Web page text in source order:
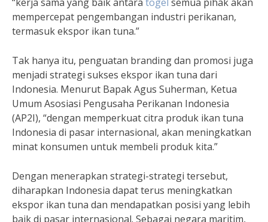
mempercepat pengembangan industri perikanan,
termasuk ekspor ikan tuna.”
Tak hanya itu, penguatan branding dan promosi juga
menjadi strategi sukses ekspor ikan tuna dari
Indonesia. Menurut Bapak Agus Suherman, Ketua
Umum Asosiasi Pengusaha Perikanan Indonesia
(AP2I), “dengan memperkuat citra produk ikan tuna
Indonesia di pasar internasional, akan meningkatkan
minat konsumen untuk membeli produk kita.”
Dengan menerapkan strategi-strategi tersebut,
diharapkan Indonesia dapat terus meningkatkan
ekspor ikan tuna dan mendapatkan posisi yang lebih
baik di pasar internasional. Sebagai negara maritim,